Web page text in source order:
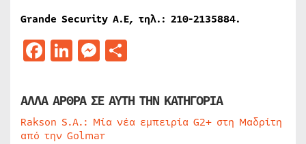
Grande Security Α.Ε, τηλ.: 210-2135884.
Facebook
LinkedIn
Messenger
ΑΛΛΑ ΑΡΘΡΑ ΣΕ ΑΥΤΗ ΤΗΝ ΚΑΤΗΓΟΡΙΑ
Rakson S.A.: Μία νέα εμπειρία G2+ στη Μαδρίτη
από την Golmar